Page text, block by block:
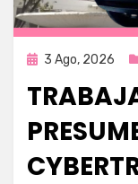
Publicada
3 Ago, 2026